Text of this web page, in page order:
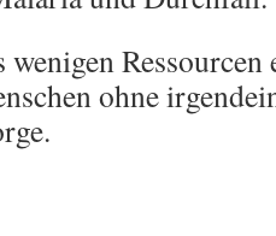
ohne